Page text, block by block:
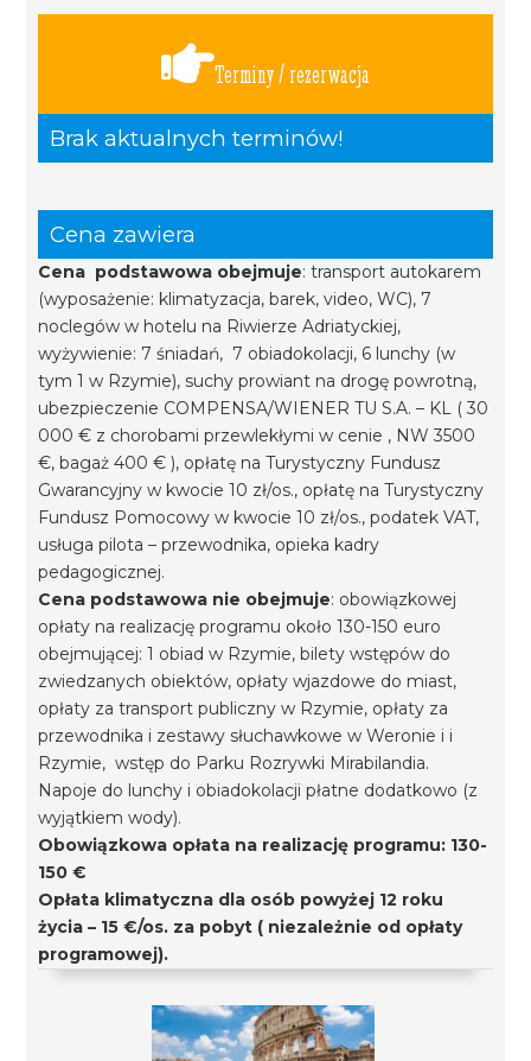
Terminy / rezerwacja
Brak aktualnych terminów!
Cena zawiera
Cena podstawowa obejmuje: transport autokarem
(wyposażenie: klimatyzacja, barek, video, WC), 7
noclegów w hotelu na Riwierze Adriatyckiej,
wyżywienie: 7 śniadań, 7 obiadokolacji, 6 lunchy (w
tym 1 w Rzymie), suchy prowiant na drogę powrotną,
ubezpieczenie COMPENSA/WIENER TU S.A. – KL ( 30
000 € z chorobami przewlekłymi w cenie , NW 3500
€, bagaż 400 € ), opłatę na Turystyczny Fundusz
Gwarancyjny w kwocie 10 zł/os., opłatę na Turystyczny
Fundusz Pomocowy w kwocie 10 zł/os., podatek VAT,
usługa pilota – przewodnika, opieka kadry
pedagogicznej.
Cena podstawowa nie obejmuje: obowiązkowej
opłaty na realizację programu około 130-150 euro
obejmującej: 1 obiad w Rzymie, bilety wstępów do
zwiedzanych obiektów, opłaty wjazdowe do miast,
opłaty za transport publiczny w Rzymie, opłaty za
przewodnika i zestawy słuchawkowe w Weronie i i
Rzymie, wstęp do Parku Rozrywki Mirabilandia.
Napoje do lunchy i obiadokolacji płatne dodatkowo (z
wyjątkiem wody).
Obowiązkowa opłata na realizację programu: 130-
150 €
Opłata klimatyczna dla osób powyżej 12 roku
życia – 15 €/os. za pobyt ( niezależnie od opłaty
programowej).